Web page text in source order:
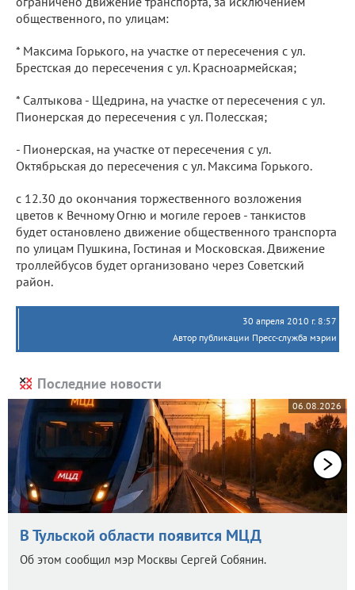
общественного, по улицам:
* Максима Горького, на участке от пересечения с ул.
Брестская до пересечения с ул. Красноармейская;
* Салтыкова - Щедрина, на участке от пересечения с ул.
Пионерская до пересечения с ул. Полесская;
- Пионерская, на участке от пересечения с ул.
Октябрьская до пересечения с ул. Максима Горького.
с 12.30 до окончания торжественного возложения
цветов к Вечному Огню и могиле героев - танкистов
будет остановлено движение общественного транспорта
по улицам Пушкина, Гостиная и Московская. Движение
троллейбусов будет организовано через Советский
район.
30 апреля 2010 г. 8:57
Автор публикации Пресс-служба мэрии
Последние новости
06.08.2026
В Тульской области появится МЦД
Об этом сообщил мэр Москвы Сергей Собянин.